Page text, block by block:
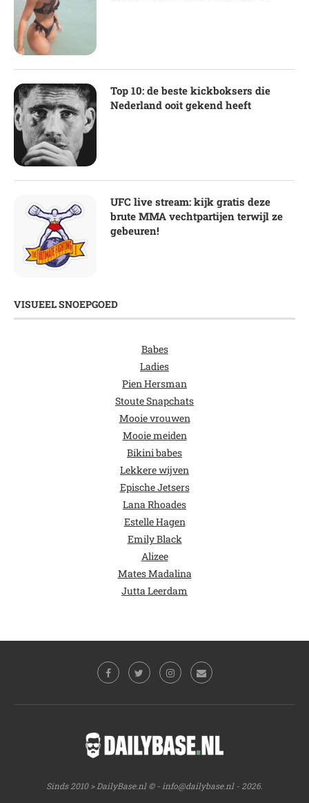
Top 10: de beste kickboksers die
Nederland ooit gekend heeft
UFC live stream: kijk gratis deze
brute MMA vechtpartijen terwijl ze
gebeuren!
VISUEEL SNOEPGOED
Babes
Ladies
Pien Hersman
Stoute Snapchats
Mooie vrouwen
Mooie meiden
Bikini babes
Lekkere wijven
Epische Jetsers
Lana Rhoades
Estelle Hagen
Emily Black
Alizee
Mates Madalina
Jutta Leerdam
Sinds 2010 > DailyBase.nl © - info@dailybase.nl- 2026.